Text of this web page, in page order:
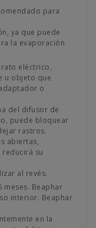
para
ya que puede
la evaporación
eléctrico,
u objeto que
o
del difusor de
puede bloquear
rastros.
abiertas,
su
al revés.
meses. Beaphar
interior. Beaphar
en la